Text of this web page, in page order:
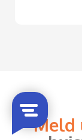
Meld